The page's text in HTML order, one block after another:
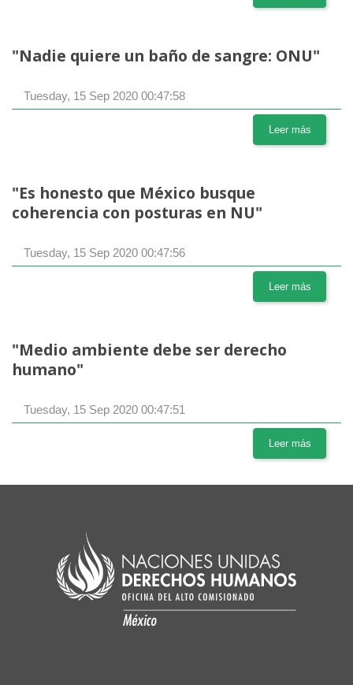
"Nadie quiere un baño de sangre: ONU"
Tuesday, 15 Sep 2020 00:47:58
Leer más
"Es honesto que México busque
coherencia con posturas en NU"
Tuesday, 15 Sep 2020 00:47:56
Leer más
"Medio ambiente debe ser derecho
humano"
Tuesday, 15 Sep 2020 00:47:51
Leer más